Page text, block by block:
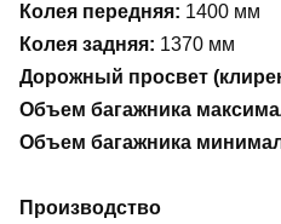
Колея передняя: 1400 мм
Колея задняя: 1370 мм
Дорожный просвет
Объем багажника
Объем багажника
Производство